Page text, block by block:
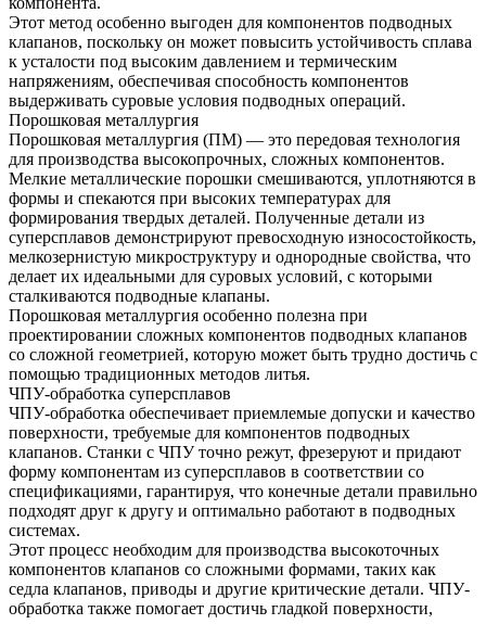
Этот метод особенно выгоден для компонентов подводных
клапанов, поскольку он может повысить устойчивость сплава
к усталости под высоким давлением и термическим
напряжениям, обеспечивая способность компонентов
выдерживать суровые условия подводных операций.
Порошковая металлургия
Порошковая металлургия (ПМ) — это передовая технология
для производства высокопрочных, сложных компонентов.
Мелкие металлические порошки смешиваются, уплотняются в
формы и спекаются при высоких температурах для
формирования твердых деталей. Полученные детали из
суперсплавов демонстрируют превосходную износостойкость,
мелкозернистую микроструктуру и однородные свойства, что
делает их идеальными для суровых условий, с которыми
сталкиваются подводные клапаны.
Порошковая металлургия особенно полезна при
проектировании сложных компонентов подводных клапанов
со сложной геометрией, которую может быть трудно достичь с
помощью традиционных методов литья.
ЧПУ-обработка суперсплавов
ЧПУ-обработка обеспечивает приемлемые допуски и качество
поверхности, требуемые для компонентов подводных
клапанов. Станки с ЧПУ точно режут, фрезеруют и придают
форму компонентам из суперсплавов в соответствии со
спецификациями, гарантируя, что конечные детали правильно
подходят друг к другу и оптимально работают в подводных
системах.
Этот процесс необходим для производства высокоточных
компонентов клапанов со сложными формами, таких как
седла клапанов, приводы и другие критические детали. ЧПУ-
обработка также помогает достичь гладкой поверхности,